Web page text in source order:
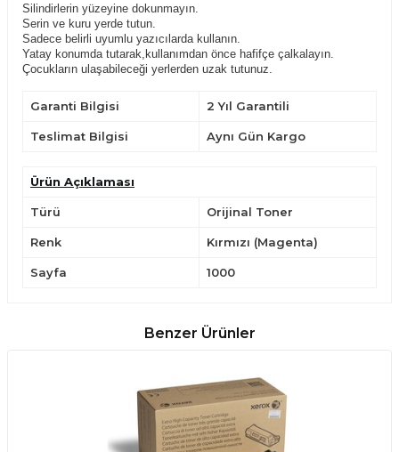
Silindirlerin yüzeyine dokunmayın.
Serin ve kuru yerde tutun.
Sadece belirli uyumlu yazıcılarda kullanın.
Yatay konumda tutarak,kullanımdan önce hafifçe çalkalayın.
Çocukların ulaşabileceği yerlerden uzak tutunuz.
Garanti Bilgisi 2 Yıl Garantili
Teslimat Bilgisi Aynı Gün Kargo
Ürün Açıklaması
Türü Orijinal Toner
Renk Kırmızı (Magenta)
Sayfa 1000
Benzer Ürünler